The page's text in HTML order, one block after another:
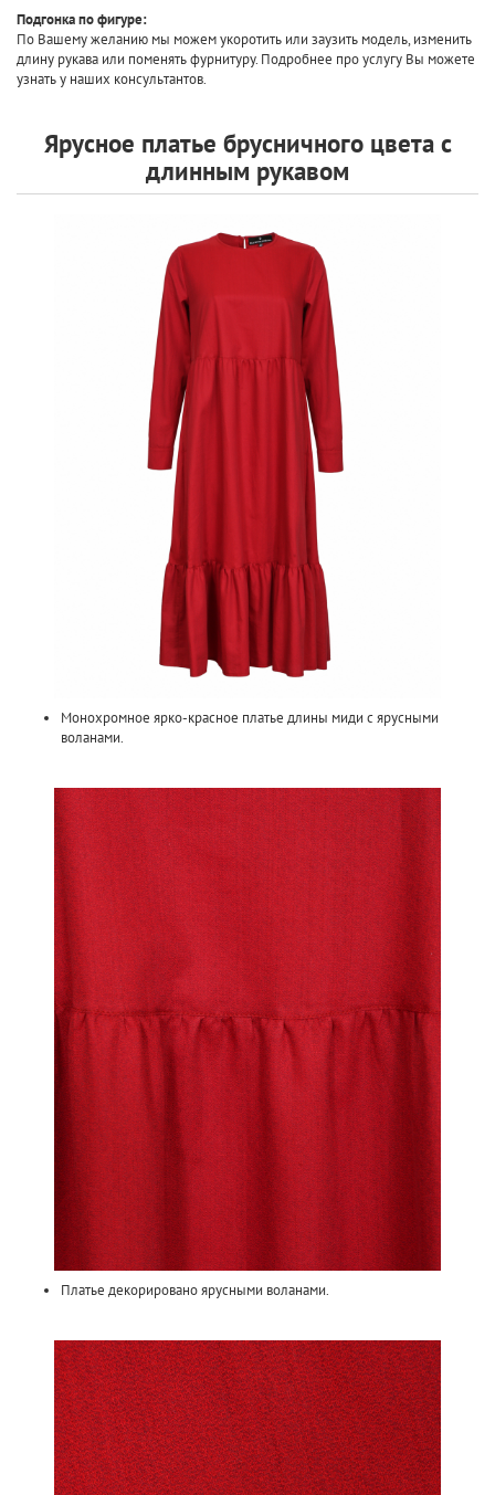
Подгонка по фигуре:
По Вашему желанию мы можем укоротить или заузить модель, изменить
длину рукава или поменять фурнитуру. Подробнее про услугу Вы можете
узнать у наших консультантов.
Ярусное платье брусничного цвета с
длинным рукавом
Монохромное ярко-красное платье длины миди с ярусными
воланами.
Платье декорировано ярусными воланами.